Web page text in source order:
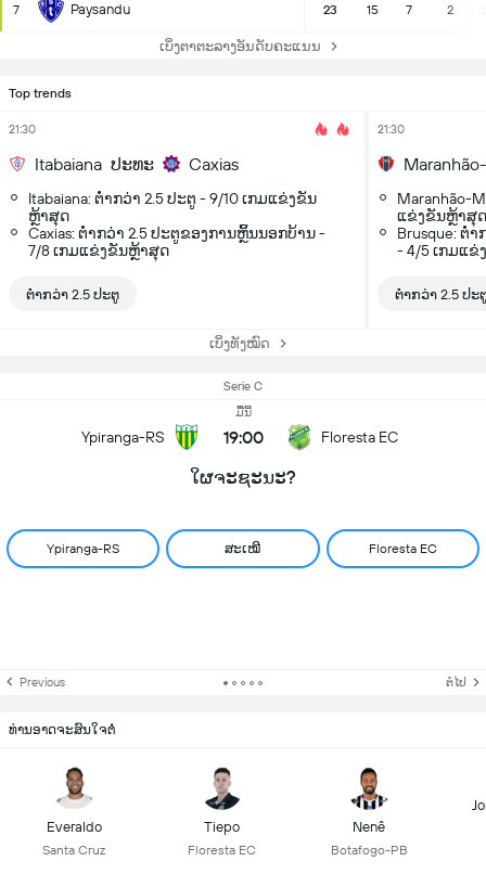
7 Paysandu 23 15 7 2
ເບິ່ງຕາຕະລາງອັນດັບຄະແນນ
Top trends
21:30
Itabaiana ປະທະ Caxias
Itabaiana: ຕ່ຳກວ່າ 2.5 ປະຕູ - 9/10 ເກມແຂ່ງຂັນ
ຫຼ້າສຸດ
Caxias: ຕ່ຳກວ່າ 2.5 ປະຕູຂອງການຫຼິ້ນນອກບ້ານ -
7/8 ເກມແຂ່ງຂັນຫຼ້າສຸດ
ຕ່ຳກວ່າ 2.5 ປະຕູ
21:30
Maranhão-
ແຂ່ງຂັນຫຼ້າສຸດ
Brusque: ຕ່
- 4/5 ເກມແ
ຕ່ຳກວ່າ 2.5 ປະ
ເບິ່ງທັງໝົດ
Serie C
Ypiranga-RS
ມື້ນີ້
19:00 Floresta EC
ໃຜຈະຊະນະ?
Ypiranga-RS ສະເໝີ Floresta EC
Previous ຕໍ່ໄປ
ທ່ານອາດຈະສົນໃຈຕໍ່
Everaldo
Santa Cruz
Tiepo
Floresta EC
Nenê
Botafogo-PB